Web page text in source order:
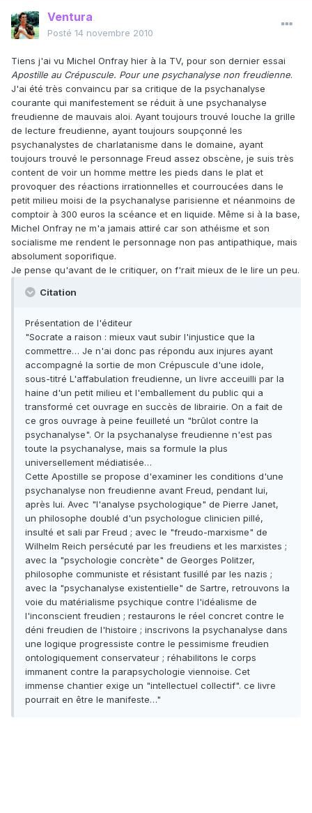
Ventura
Posté 14 novembre 2010
Tiens j'ai vu Michel Onfray hier à la TV, pour son dernier essai
Apostille au Crépuscule. Pour une psychanalyse non freudienne.
J'ai été très convaincu par sa critique de la psychanalyse
courante qui manifestement se réduit à une psychanalyse
freudienne de mauvais aloi. Ayant toujours trouvé louche la grille
de lecture freudienne, ayant toujours soupçonné les
psychanalystes de charlatanisme dans le domaine, ayant
toujours trouvé le personnage Freud assez obscène, je suis très
content de voir un homme mettre les pieds dans le plat et
provoquer des réactions irrationnelles et courroucées dans le
petit milieu moisi de la psychanalyse parisienne et néanmoins de
comptoir à 300 euros la scéance et en liquide. Même si à la base,
Michel Onfray ne m'a jamais attiré car son athéisme et son
socialisme me rendent le personnage non pas antipathique, mais
absolument soporifique.
Je pense qu'avant de le critiquer, on f'rait mieux de le lire un peu.
Citation
Présentation de l'éditeur
"Socrate a raison : mieux vaut subir l'injustice que la
commettre… Je n'ai donc pas répondu aux injures ayant
accompagné la sortie de mon Crépuscule d'une idole,
sous-titré L'affabulation freudienne, un livre acceuilli par la
haine d'un petit milieu et l'emballement du public qui a
transformé cet ouvrage en succès de librairie. On a fait de
ce gros ouvrage à peine feuilleté un "brûlot contre la
psychanalyse". Or la psychanalyse freudienne n'est pas
toute la psychanalyse, mais sa formule la plus
universellement médiatisée…
Cette Apostille se propose d'examiner les conditions d'une
psychanalyse non freudienne avant Freud, pendant lui,
après lui. Avec "l'analyse psychologique" de Pierre Janet,
un philosophe doublé d'un psychologue clinicien pillé,
insulté et sali par Freud ; avec le "freudo-marxisme" de
Wilhelm Reich persécuté par les freudiens et les marxistes ;
avec la "psychologie concrète" de Georges Politzer,
philosophe communiste et résistant fusillé par les nazis ;
avec la "psychanalyse existentielle" de Sartre, retrouvons la
voie du matérialisme psychique contre l'idéalisme de
l'inconscient freudien ; restaurons le réel concret contre le
déni freudien de l'histoire ; inscrivons la psychanalyse dans
une logique progressiste contre le pessimisme freudien
ontologiquement conservateur ; réhabilitons le corps
immanent contre la parapsychologie viennoise. Cet
immense chantier exige un "intellectuel collectif". ce livre
pourrait en être le manifeste…"